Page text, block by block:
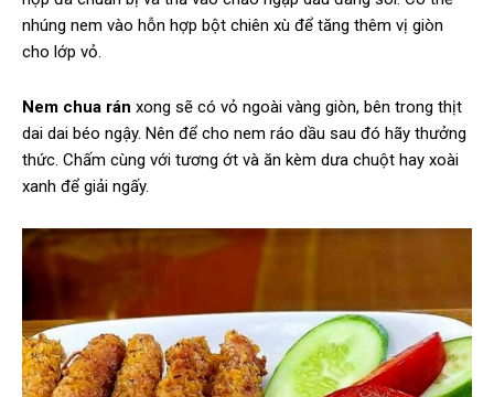
nhúng nem vào hỗn hợp bột chiên xù để tăng thêm vị giòn
cho lớp vỏ.
Nem chua rán xong sẽ có vỏ ngoài vàng giòn, bên trong thịt
dai dai béo ngậy. Nên để cho nem ráo dầu sau đó hãy thưởng
thức. Chấm cùng với tương ớt và ăn kèm dưa chuột hay xoài
xanh để giải ngấy.